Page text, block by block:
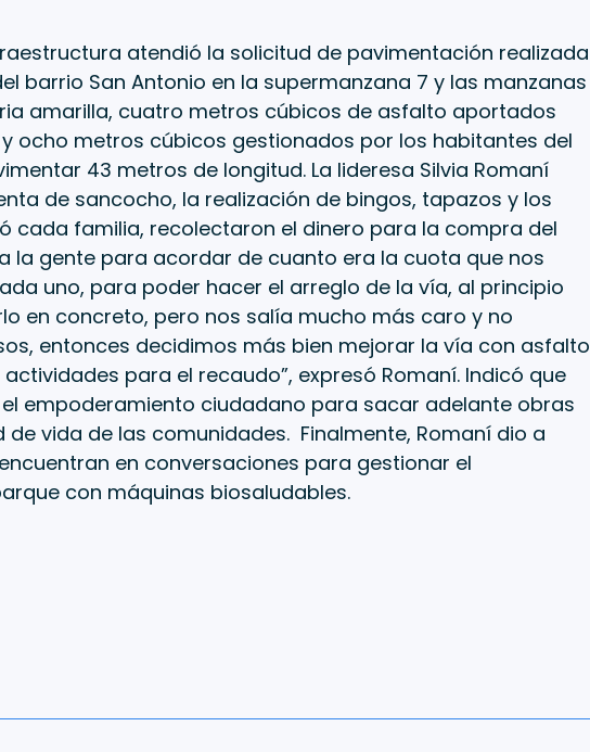
atendió la solicitud de pavimentación realizada
barrio San Antonio en la supermanzana 7 y las manzanas
amarilla, cuatro metros cúbicos de asfalto aportados
ocho metros cúbicos gestionados por los habitantes del
43 metros de longitud. La lideresa Silvia Romaní
de sancocho, la realización de bingos, tapazos y los
cada familia, recolectaron el dinero para la compra del
la gente para acordar de cuanto era la cuota que nos
uno, para poder hacer el arreglo de la vía, al principio
en concreto, pero nos salía mucho más caro y no
entonces decidimos más bien mejorar la vía con asfalto
para el recaudo”, expresó Romaní. Indicó que
empoderamiento ciudadano para sacar adelante obras
vida de las comunidades. Finalmente, Romaní dio a
en conversaciones para gestionar el
con máquinas biosaludables.